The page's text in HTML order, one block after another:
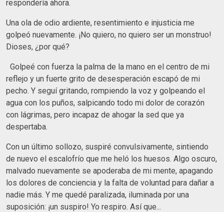
respondería ahora.
Una ola de odio ardiente, resentimiento e injusticia me
golpeó nuevamente. ¡No quiero, no quiero ser un monstruo!
Dioses, ¿por qué?
Golpeé con fuerza la palma de la mano en el centro de mi
reflejo y un fuerte grito de desesperación escapó de mi
pecho. Y seguí gritando, rompiendo la voz y golpeando el
agua con los puños, salpicando todo mi dolor de corazón
con lágrimas, pero incapaz de ahogar la sed que ya
despertaba.
Con un último sollozo, suspiré convulsivamente, sintiendo
de nuevo el escalofrío que me heló los huesos. Algo oscuro,
malvado nuevamente se apoderaba de mi mente, apagando
los dolores de conciencia y la falta de voluntad para dañar a
nadie más. Y me quedé paralizada, iluminada por una
suposición: ¡un suspiro! Yo respiro. Así que...